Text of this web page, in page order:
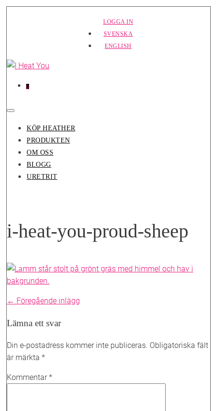
LOGGA IN
SVENSKA
ENGLISH
Varukorg
0
i
på/av
KÖP HEATHER
PRODUKTEN
OM OSS
BLOGG
URETRIT
i-heat-you-proud-sheep
Inläggsnavigering
← Föregående inlägg
Lämna ett svar
Din e-postadress kommer inte publiceras. Obligatoriska fält
är märkta *
Kommentar*